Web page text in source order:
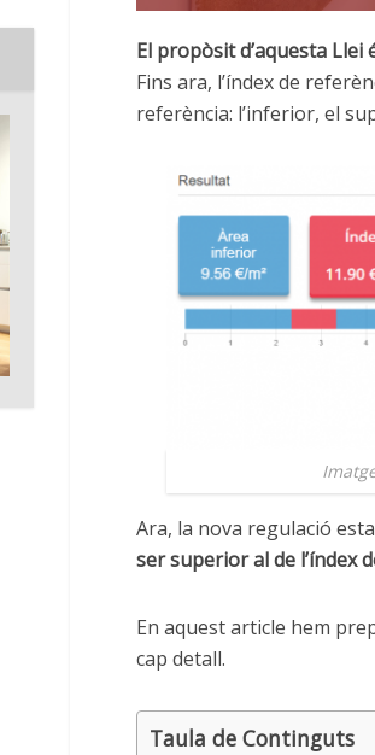
El propòsit d’aquesta
Fins ara, l’índex de
referència: l’inferior, el
Ara, la nova regulació
ser superior al de l’índex
En aquest article hem
cap detall.
Taula de Continguts